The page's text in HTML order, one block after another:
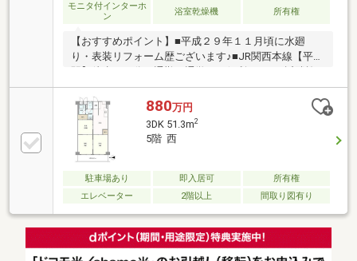
モニタ付インターホ
ン
浴室乾燥機 所有権
【おすすめポイント】■平成２９年１１月頃に水廻
り・表装リフォーム歴ございます♪■JR関西本線【平野
設充実しており便利な住環境です！【センチュリー
21G.Nスタイルにおまかせ】■豊富な実績と物件情報
量、諸事情で掲載していない未公開物件や、売出予定
物件の情報もあります。■購入時の下取り保障あり、
ローン残の方でも安心してお家をお探しいただけま
す。■リフォーム・登記・引越し・ネット環境等トー
タルで紹介可能です。■地域密着の経験豊富なスタッ
フが一からアドバイスいたします。＊お気軽にお問い
880万円
3DK 51.3m2
5階 西
駐車場あり 即入居可
所有権
エレベーター
2階以上 間取り図有り